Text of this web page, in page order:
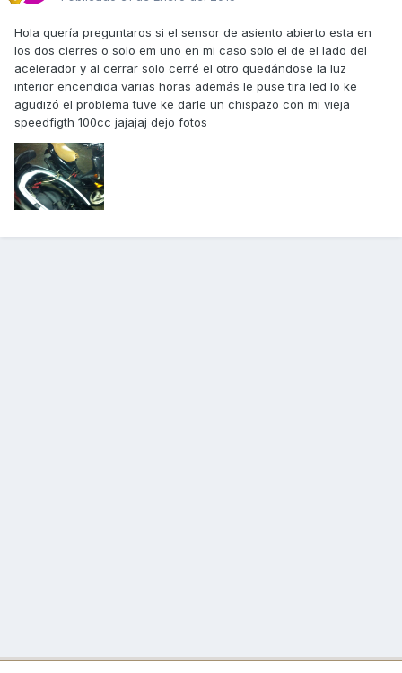
Hola quería preguntaros si el sensor de asiento abierto esta en
los dos cierres o solo em uno en mi caso solo el de el lado del
acelerador y al cerrar solo cerré el otro quedándose la luz
interior encendida varias horas además le puse tira led lo ke
agudizó el problema tuve ke darle un chispazo con mi vieja
speedfigth 100cc jajajaj dejo fotos